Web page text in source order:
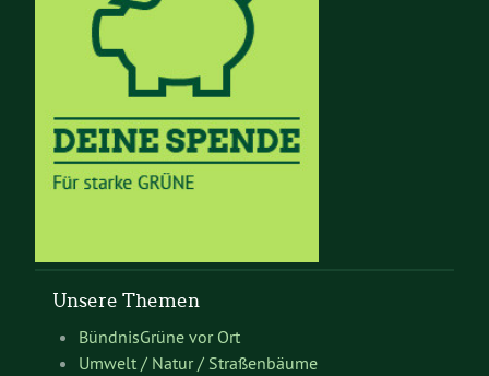
Unsere Themen
BündnisGrüne vor Ort
Umwelt / Natur / Straßenbäume